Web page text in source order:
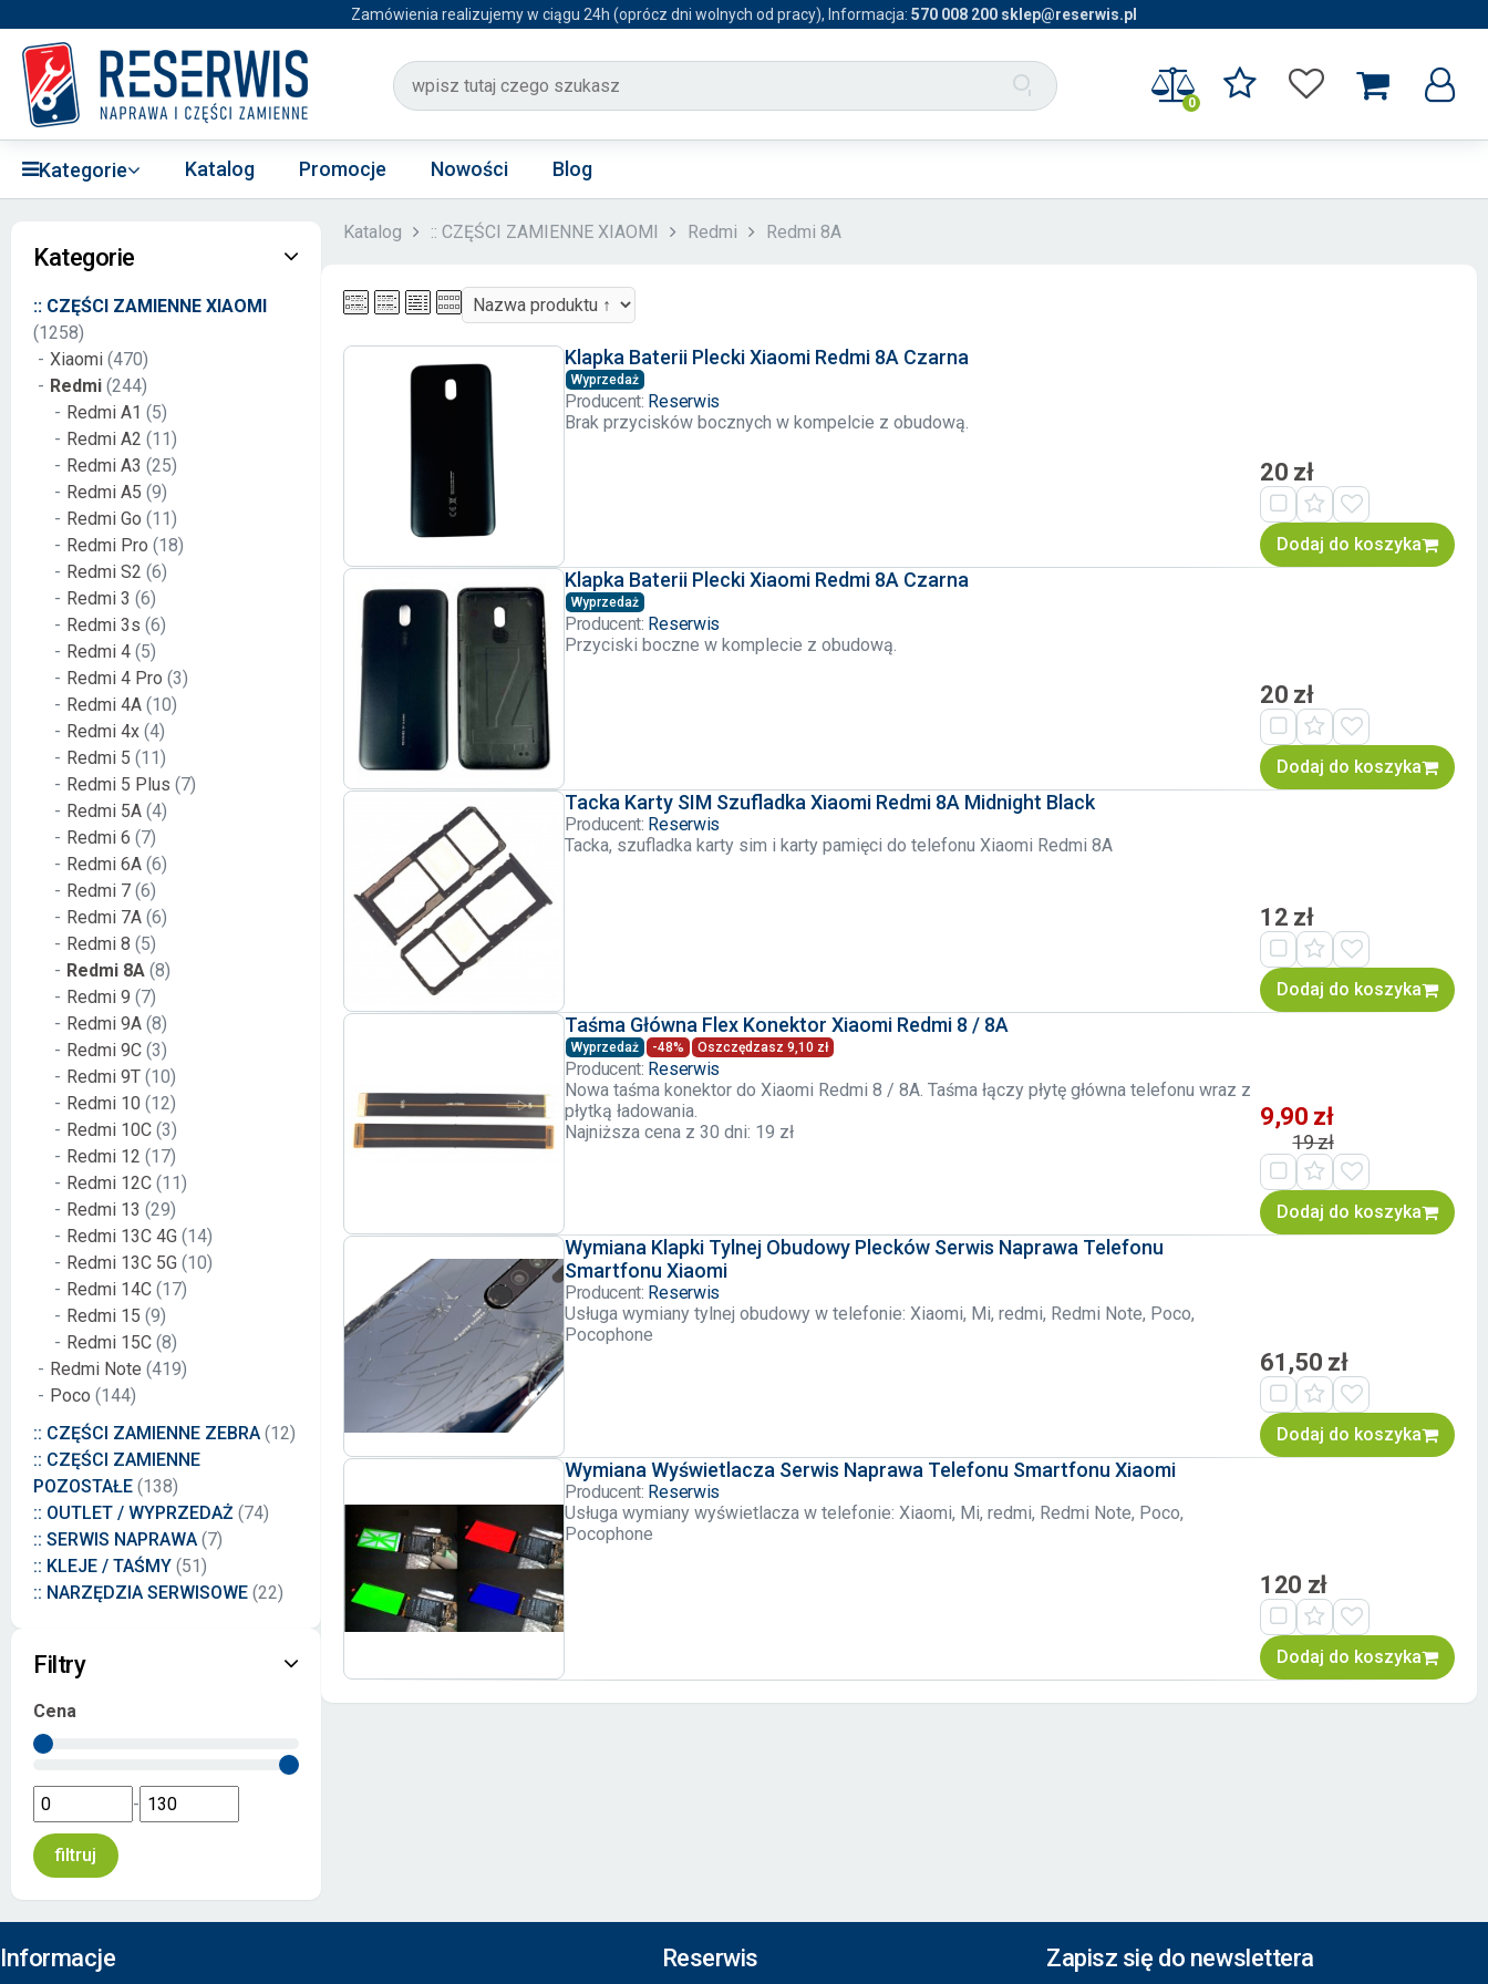
Zamówienia realizujemy w ciągu 24h (oprócz dni wolnych od pracy), Informacja: 570 008 200 sklep@reserwis.pl
0
Kategorie Katalog Promocje Nowości Blog
Kategorie
:: CZĘŚCI ZAMIENNE XIAOMI
(1258)
Xiaomi (470)
Redmi (244)
Redmi A1 (5)
Redmi A2 (11)
Redmi A3 (25)
Redmi A5 (9)
Redmi Go (11)
Redmi Pro (18)
Redmi S2 (6)
Redmi 3 (6)
Redmi 3s (6)
Redmi 4 (5)
Redmi 4 Pro (3)
Redmi 4A (10)
Redmi 4x (4)
Redmi 5 (11)
Redmi 5 Plus (7)
Redmi 5A (4)
Redmi 6 (7)
Redmi 6A (6)
Redmi 7 (6)
Redmi 7A (6)
Redmi 8 (5)
Redmi 8A (8)
Redmi 9 (7)
Redmi 9A (8)
Redmi 9C (3)
Redmi 9T (10)
Redmi 10 (12)
Redmi 10C (3)
Redmi 12 (17)
Redmi 12C (11)
Redmi 13 (29)
Redmi 13C 4G (14)
Redmi 13C 5G (10)
Redmi 14C (17)
Redmi 15 (9)
Redmi 15C (8)
Redmi Note (419)
Poco (144)
:: CZĘŚCI ZAMIENNE ZEBRA (12)
:: CZĘŚCI ZAMIENNE
POZOSTAŁE (138)
:: OUTLET / WYPRZEDAŻ (74)
:: SERWIS NAPRAWA (7)
:: KLEJE / TAŚMY (51)
:: NARZĘDZIA SERWISOWE (22)
Filtry
Cena
-
Katalog :: CZĘŚCI ZAMIENNE XIAOMI Redmi Redmi 8A
Klapka Baterii Plecki Xiaomi Redmi 8A Czarna
Wyprzedaż
Producent: Reserwis
Brak przycisków bocznych w kompelcie z obudową.
20 zł
Dodaj do koszyka
Klapka Baterii Plecki Xiaomi Redmi 8A Czarna
Wyprzedaż
Producent: Reserwis
Przyciski boczne w komplecie z obudową.
20 zł
Dodaj do koszyka
Tacka Karty SIM Szufladka Xiaomi Redmi 8A Midnight Black
Producent: Reserwis
Tacka, szufladka karty sim i karty pamięci do telefonu Xiaomi Redmi 8A
12 zł
Dodaj do koszyka
Taśma Główna Flex Konektor Xiaomi Redmi 8 / 8A
Wyprzedaż -48% Oszczędzasz 9,10 zł
Producent: Reserwis
Nowa taśma konektor do Xiaomi Redmi 8 / 8A. Taśma łączy płytę główna telefonu wraz z
płytką ładowania.
Najniższa cena z 30 dni: 19 zł
9,90 zł
19 zł
Dodaj do koszyka
Wymiana Klapki Tylnej Obudowy Plecków Serwis Naprawa Telefonu
Smartfonu Xiaomi
Producent: Reserwis
Usługa wymiany tylnej obudowy w telefonie: Xiaomi, Mi, redmi, Redmi Note, Poco,
Pocophone
61,50 zł
Dodaj do koszyka
Wymiana Wyświetlacza Serwis Naprawa Telefonu Smartfonu Xiaomi
Producent: Reserwis
Usługa wymiany wyświetlacza w telefonie: Xiaomi, Mi, redmi, Redmi Note, Poco,
Pocophone
120 zł
Dodaj do koszyka
Informacje Reserwis Zapisz się do newslettera